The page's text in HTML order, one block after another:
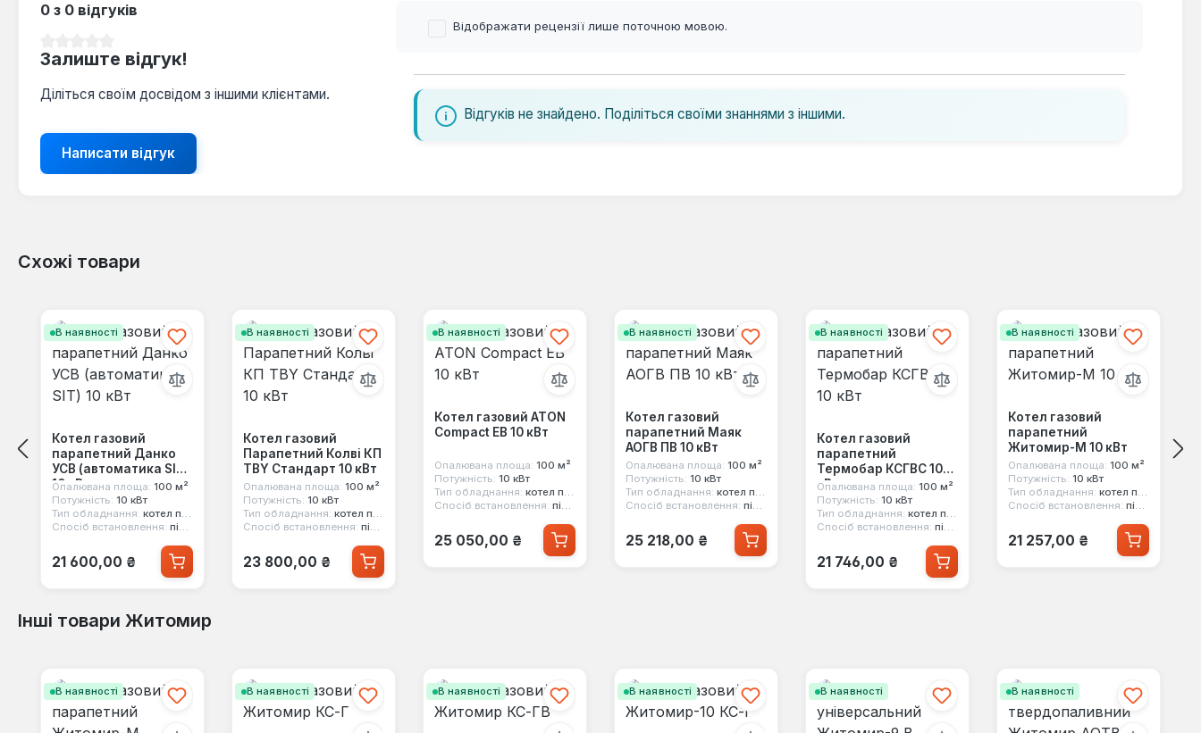
0 з 0 відгуків
Залиште відгук!
Діліться своїм досвідом з іншими клієнтами.
Написати відгук
Відображати рецензії лише поточною мовою.
Відгуків не знайдено. Поділіться своїми знаннями з іншими.
Схожі товари
В наявності
Котел газовий
парапетний Данко
УСВ (автоматика SIT)
10 кВт
Опалювана площа: 100 м²
Потужність: 10 кВт
Тип обладнання: котел парапетний
Спосіб встановлення: підлоговий
Звичайна ціна:
21 600,00 ₴
В наявності
Котел газовий
Парапетний Колві КП
TBY Стандарт 10 кВт
Опалювана площа: 100 м²
Потужність: 10 кВт
Тип обладнання: котел парапетний
Спосіб встановлення: підлоговий
Звичайна ціна:
23 800,00 ₴
В наявності
Котел газовий ATON
Compact ЕВ 10 кВт
Опалювана площа: 100 м²
Потужність: 10 кВт
Тип обладнання: котел парапетний
Спосіб встановлення: підлоговий
Звичайна ціна:
25 050,00 ₴
В наявності
Котел газовий
парапетний Маяк
АОГВ ПВ 10 кВт
Опалювана площа: 100 м²
Потужність: 10 кВт
Тип обладнання: котел парапетний
Спосіб встановлення: підлоговий
Звичайна ціна:
25 218,00 ₴
В наявності
Котел газовий
парапетний
Термобар КСГВС 10
кВт
Опалювана площа: 100 м²
Потужність: 10 кВт
Тип обладнання: котел парапетний
Спосіб встановлення: підлоговий
Звичайна ціна:
21 746,00 ₴
В наявності
Котел газовий
парапетний
Житомир-М 10 кВт
Опалювана площа: 100 м²
Потужність: 10 кВт
Тип обладнання: котел парапетний
Спосіб встановлення: підлоговий
Звичайна ціна:
21 257,00 ₴
Інші товари Житомир
В наявності В наявності В наявності В наявності В наявності В наявності